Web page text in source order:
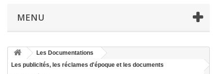
MENU
Les Documentations
Les publicités, les réclames d'époque et les documents